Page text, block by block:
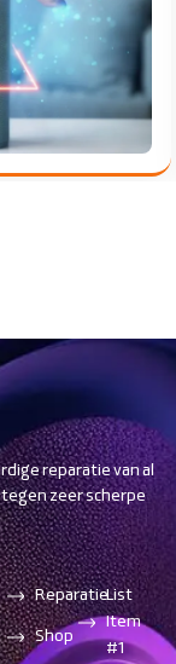
reparatie van al
zeer scherpe
Reparatie
Shop
List
Item
#1